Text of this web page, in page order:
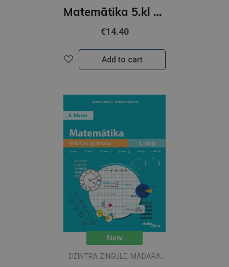
Matemātika 5.kl 2 daļa MG Skolas vārds
€14.40
Add to cart
New
DZINTRA ZINGULE, MADARA